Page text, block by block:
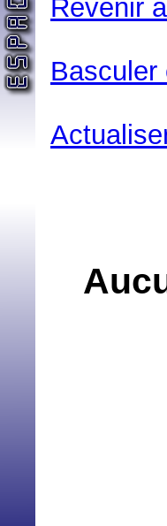
Revenir
Basculer